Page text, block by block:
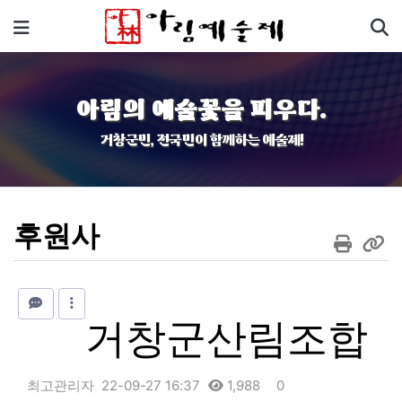
메뉴
아림의 예술꽃을 피우다.
거창군민, 전국민이 함께하는 예술제!
후원사
거창군산림조합
최고관리자 22-09-27 16:37 1,988 0